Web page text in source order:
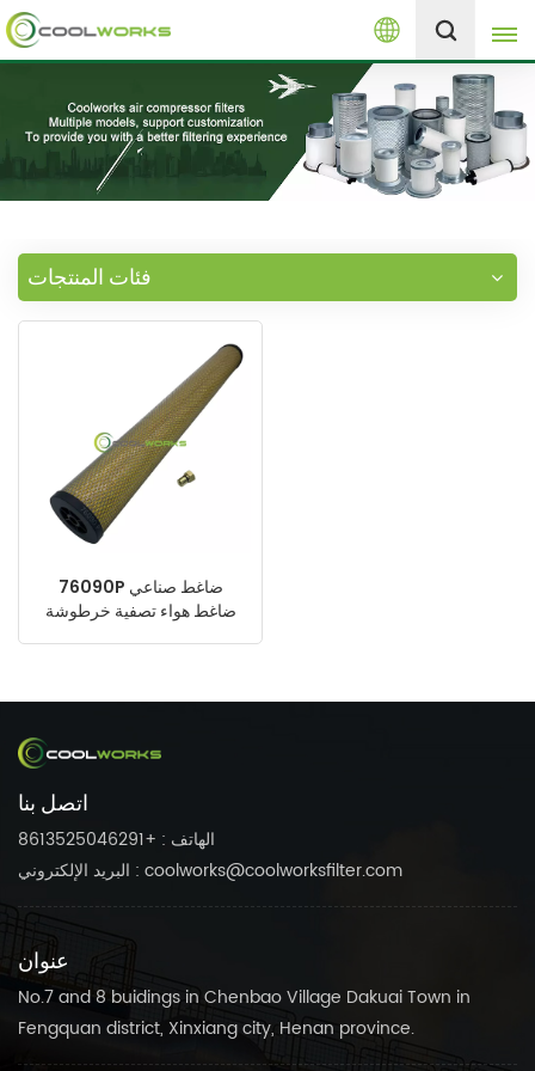
العربية
English
español
العربية
русский
+8613525046291
فئات المنتجات
76090P ضاغط صناعي
ضاغط هواء تصفية خرطوشة
اتصل بنا
الهاتف : +8613525046291
البريد الإلكتروني : coolworks@coolworksfilter.com
عنوان
No.7 and 8 buidings in Chenbao Village Dakuai Town in
Fengquan district, Xinxiang city, Henan province.